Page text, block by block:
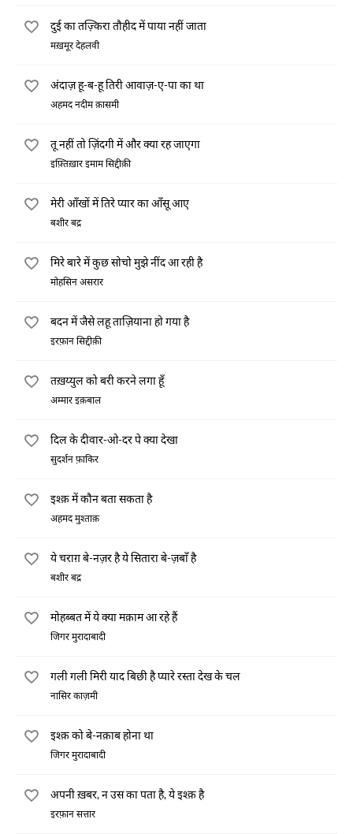
दुई का तज़्किरा तौहीद में पाया नहीं जाता
मख़मूर देहलवी
अंदाज़ हू-ब-हू तिरी आवाज़-ए-पा का था
अहमद नदीम क़ासमी
तू नहीं तो ज़िंदगी में और क्या रह जाएगा
इफ़्तिख़ार इमाम सिद्दीक़ी
मेरी आँखों में तिरे प्यार का आँसू आए
बशीर बद्र
मिरे बारे में कुछ सोचो मुझे नींद आ रही है
मोहसिन असरार
बदन में जैसे लहू ताज़ियाना हो गया है
इरफ़ान सिद्दीक़ी
तख़य्युल को बरी करने लगा हूँ
अम्मार इक़बाल
दिल के दीवार-ओ-दर पे क्या देखा
सुदर्शन फ़ाकिर
इश्क़ में कौन बता सकता है
अहमद मुश्ताक़
ये चराग़ बे-नज़र है ये सितारा बे-ज़बाँ है
बशीर बद्र
मोहब्बत में ये क्या मक़ाम आ रहे हैं
जिगर मुरादाबादी
गली गली मिरी याद बिछी है प्यारे रस्ता देख के चल
नासिर काज़मी
इश्क़ को बे-नक़ाब होना था
जिगर मुरादाबादी
अपनी ख़बर, न उस का पता है, ये इश्क़ है
इरफ़ान सत्तार